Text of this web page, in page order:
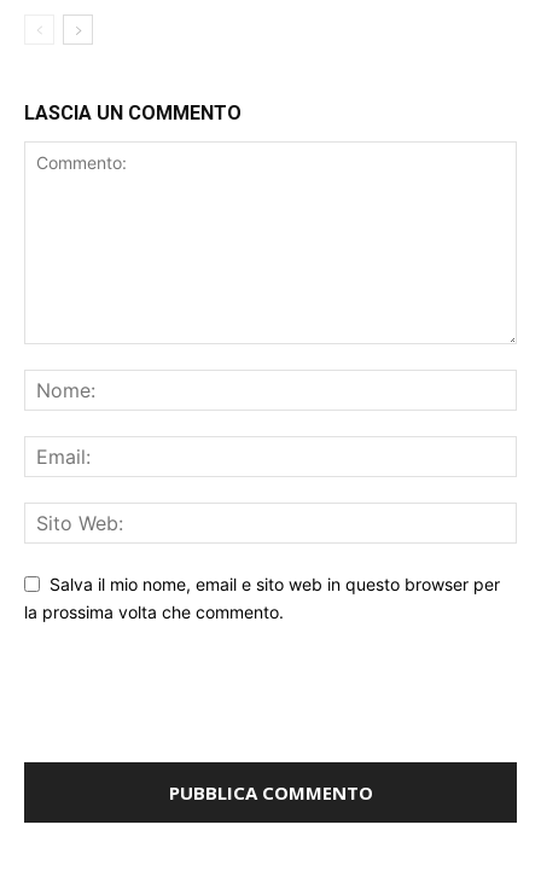
Salva il mio nome, email e sito web in questo browser per